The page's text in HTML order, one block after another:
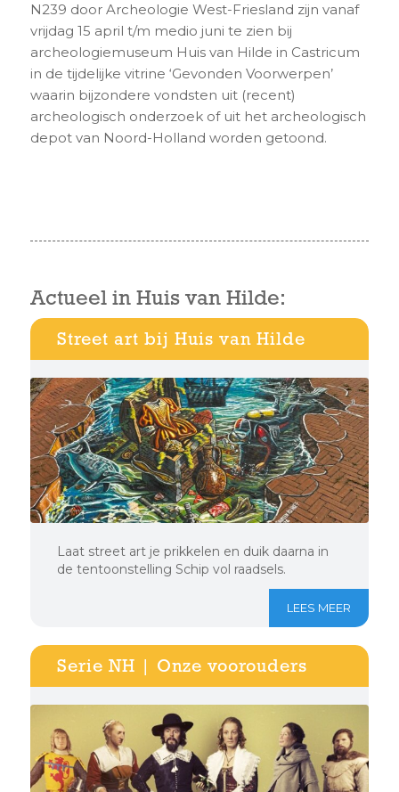
N239 door Archeologie West-Friesland zijn vanaf
vrijdag 15 april t/m medio juni te zien bij
archeologiemuseum Huis van Hilde in Castricum
in de tijdelijke vitrine ‘Gevonden Voorwerpen’
waarin bijzondere vondsten uit (recent)
archeologisch onderzoek of uit het archeologisch
depot van Noord-Holland worden getoond.
Actueel in Huis van Hilde:
Street art bij Huis van Hilde
Laat street art je prikkelen en duik daarna in
de tentoonstelling Schip vol raadsels.
LEES MEER
Serie NH | Onze voorouders